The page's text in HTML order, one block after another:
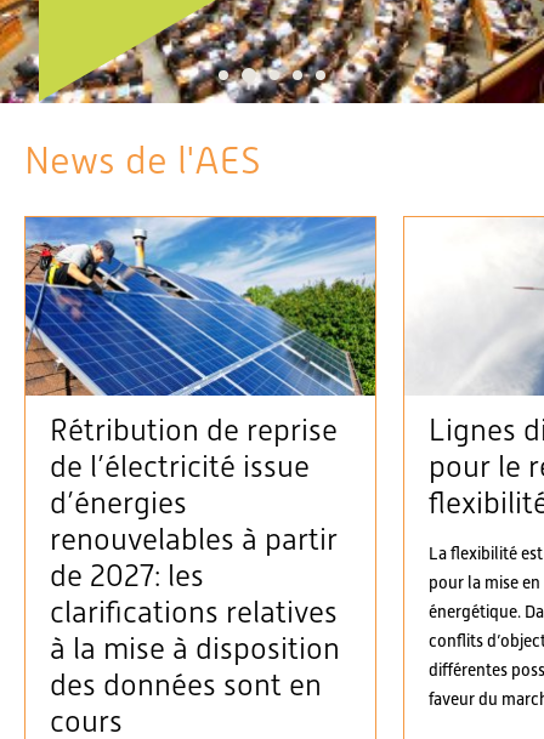
1 2 3 4 5
News de l'AES
Rétribution de reprise
de l’électricité issue
d’énergies
renouvelables à partir
de 2027: les
clarifications relatives
à la mise à disposition
des données sont en
cours
Lignes
pour le
La flexibilité
pour la mise
énergétique.
conflits
différentes
faveur du